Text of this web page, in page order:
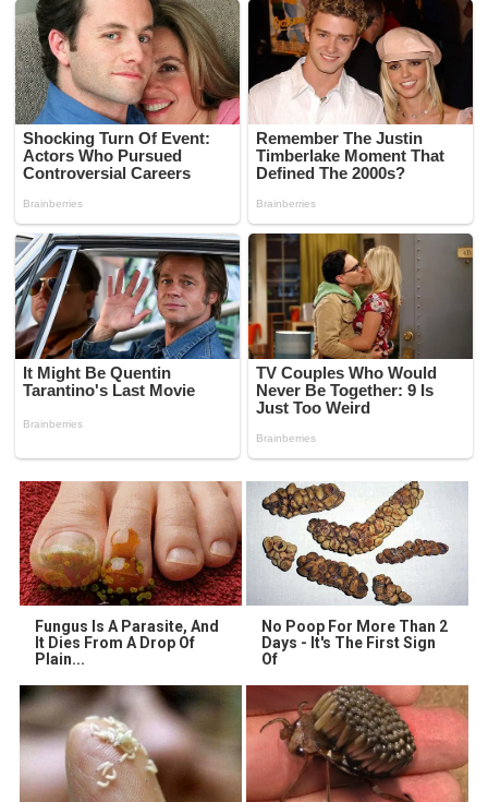
Fungus Is A Parasite, And
It Dies From A Drop Of
Plain...
No Poop For More Than 2
Days - It's The First Sign
Of